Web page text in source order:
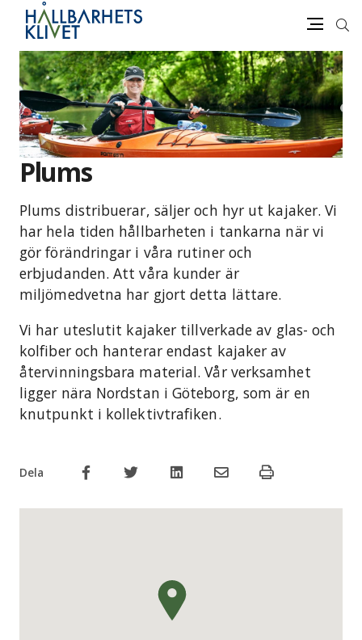
vidare
innehåll
Sök
Plums
Plums distribuerar, säljer och hyr ut kajaker. Vi
har hela tiden hållbarheten i tankarna när vi
gör förändringar i våra rutiner och
erbjudanden. Att våra kunder är
miljömedvetna har gjort detta lättare.
Vi har uteslutit kajaker tillverkade av glas- och
kolfiber och hanterar endast kajaker av
återvinningsbara material. Vår verksamhet
ligger nära Nordstan i Göteborg, som är en
knutpunkt i kollektivtrafiken.
Dela